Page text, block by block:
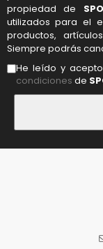
propiedad de
utilizados para el
productos,
Siempre podrás
He leído y
condiciones de